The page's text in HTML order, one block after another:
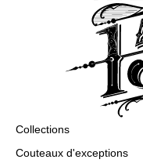
Collections
Couteaux d'exceptions